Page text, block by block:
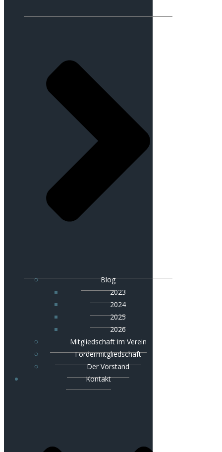
Blog
2023
2024
2025
2026
Mitgliedschaft im Verein
Fördermitgliedschaft
Der Vorstand
Kontakt